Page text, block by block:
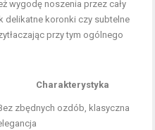
wygodę noszenia przez cały
delikatne koronki czy subtelne
przy tym ogólnego
Charakterystyka
zbędnych ozdób, klasyczna